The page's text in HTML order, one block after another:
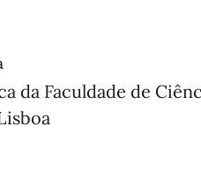
da Faculdade de